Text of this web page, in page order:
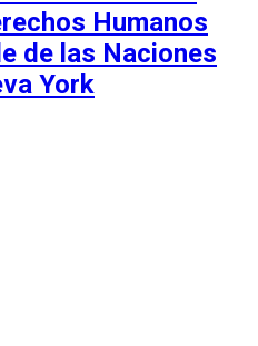
Humanos
de las Naciones
York